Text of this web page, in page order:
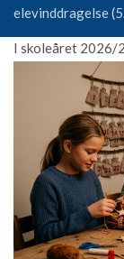
elevinddragelse
I skoleåret 2026/